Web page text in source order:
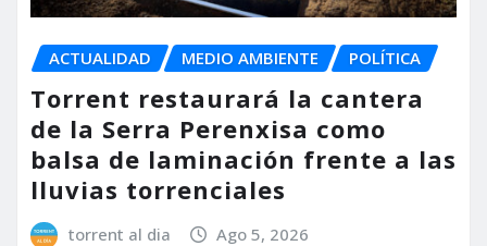
ACTUALIDAD MEDIO AMBIENTE POLÍTICA
Torrent restaurará la cantera
de la Serra Perenxisa como
balsa de laminación frente a las
lluvias torrenciales
torrent al dia Ago 5, 2026